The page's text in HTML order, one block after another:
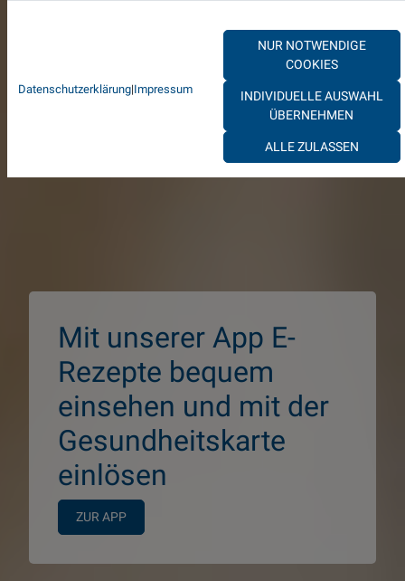
Mit unserer App E-
Rezepte bequem
einsehen und mit der
Gesundheitskarte
einlösen
ZUR APP
Datenschutzerklärung|Impressum
NUR NOTWENDIGE
COOKIES
INDIVIDUELLE AUSWAHL
ÜBERNEHMEN
ALLE ZULASSEN